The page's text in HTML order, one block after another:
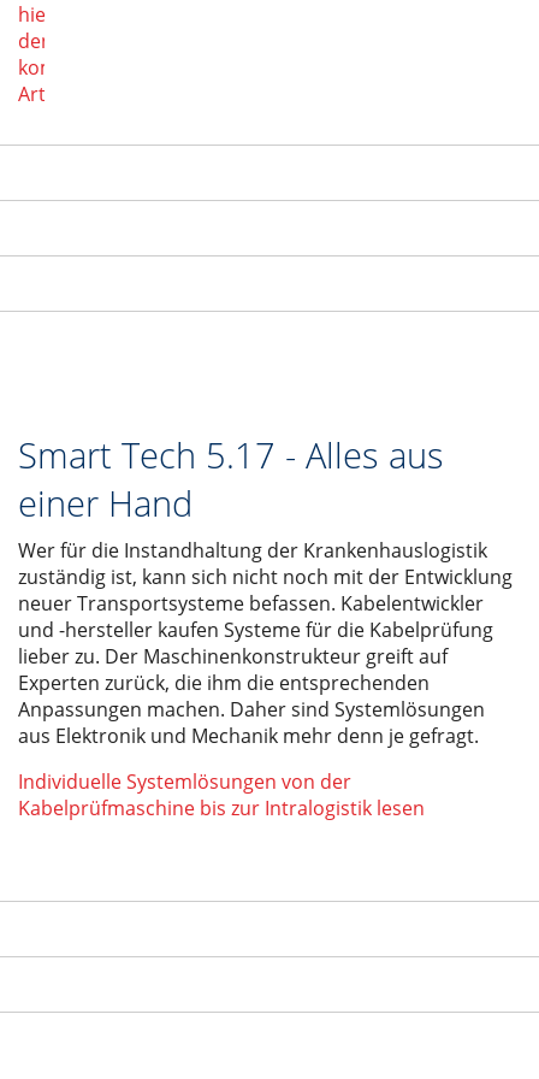
hier
den
kompletten
Artikel
Smart Tech 5.17 - Alles aus
einer Hand
Wer für die Instandhaltung der Krankenhauslogistik
zuständig ist, kann sich nicht noch mit der Entwicklung
neuer Transportsysteme befassen. Kabelentwickler
und -hersteller kaufen Systeme für die Kabelprüfung
lieber zu. Der Maschinenkonstrukteur greift auf
Experten zurück, die ihm die entsprechenden
Anpassungen machen. Daher sind Systemlösungen
aus Elektronik und Mechanik mehr denn je gefragt.
Individuelle Systemlösungen von der
Kabelprüfmaschine bis zur Intralogistik lesen